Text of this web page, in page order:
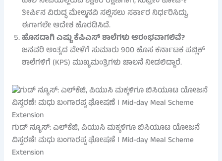
ತೀರ್ಪಿನ ವಿರುದ್ಧ ಮೇಲ್ಮನವಿ ಸಲ್ಲಿಸಲು ಸರ್ಕಾರ ನಿರ್ಧರಿಸಿದ್ದು,
ಈಗಾಗಲೇ ಆದೇಶ ಹೊರಡಿಸಿದೆ.
ಹೊಸದಾಗಿ ಎಷ್ಟು ಕೆಪಿಎಸ್ ಶಾಲೆಗಳು ಆರಂಭವಾಗಲಿವೆ?
ಜನವರಿ ಅಂತ್ಯದ ವೇಳೆಗೆ ಸುಮಾರು 900 ಹೊಸ ಕರ್ನಾಟಕ ಪಬ್ಲಿಕ್
ಶಾಲೆಗಳಿಗೆ (KPS) ಮುಖ್ಯಮಂತ್ರಿಗಳು ಚಾಲನೆ ನೀಡಲಿದ್ದಾರೆ.
ಗುಡ್ ನ್ಯೂಸ್: ಎಲ್‌ಕೆಜಿ, ಪಿಯುಸಿ ಮಕ್ಕಳಿಗೂ ಬಿಸಿಯೂಟ ಯೋಜನೆ
ವಿಸ್ತರಣೆ! ಮಧು ಬಂಗಾರಪ್ಪ ಘೋಷಣೆ । Mid-day Meal Scheme
Extension